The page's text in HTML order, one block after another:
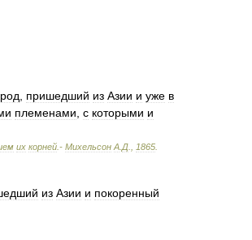
пришедший из Азии и уже в
племенами с которыми и
их корней .- Михельсон А Д 1865
из Азии и покоренный